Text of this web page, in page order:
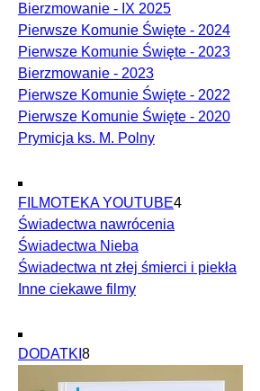
Bierzmowanie - IX 2025
Pierwsze Komunie Święte - 2024
Pierwsze Komunie Święte - 2023
Bierzmowanie - 2023
Pierwsze Komunie Święte - 2022
Pierwsze Komunie Święte - 2020
Prymicja ks. M. Polny
FILMOTEKA YOUTUBE4
Świadectwa nawrócenia
Świadectwa Nieba
Świadectwa nt złej śmierci i piekła
Inne ciekawe filmy
DODATKI 8